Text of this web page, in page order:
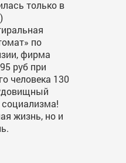
только в
по
фирма
руб при
человека 130
социализма!
жизнь, но и